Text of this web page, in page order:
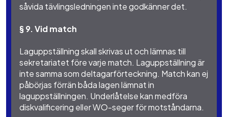
såvida tävlingsledningen inte godkänner det.
§ 9. Vid match
Laguppställning skall skrivas ut och lämnas till
sekretariatet före varje match. Laguppställning är
inte samma som deltagarförteckning. Match kan ej
påbörjas förrän båda lagen lämnat in
laguppställningen. Underlåtelse kan medföra
diskvalificering eller WO-seger för motståndarna.